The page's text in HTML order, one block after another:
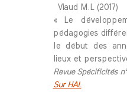
Viaud M.L (2017)
« Le
pédagogies
le début des
lieux et
Revue Spécificités
Sur HAL